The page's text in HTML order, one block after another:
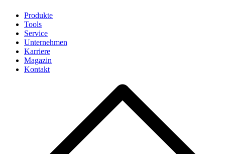
Produkte
Tools
Service
Unternehmen
Karriere
Magazin
Kontakt